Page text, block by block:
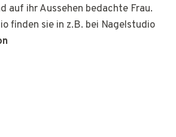
auf ihr Aussehen bedachte Frau.
finden sie in z.B. bei Nagelstudio